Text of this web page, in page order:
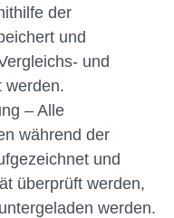
der
und
und
werden.
– Alle
während der
und
überprüft werden,
werden.